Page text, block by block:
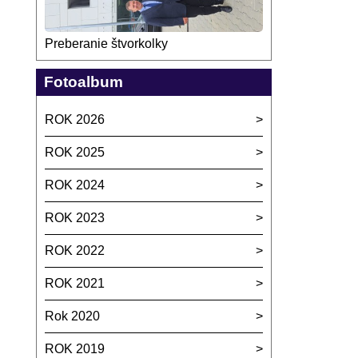
Preberanie štvorkolky
Fotoalbum
ROK 2026
ROK 2025
ROK 2024
ROK 2023
ROK 2022
ROK 2021
Rok 2020
ROK 2019